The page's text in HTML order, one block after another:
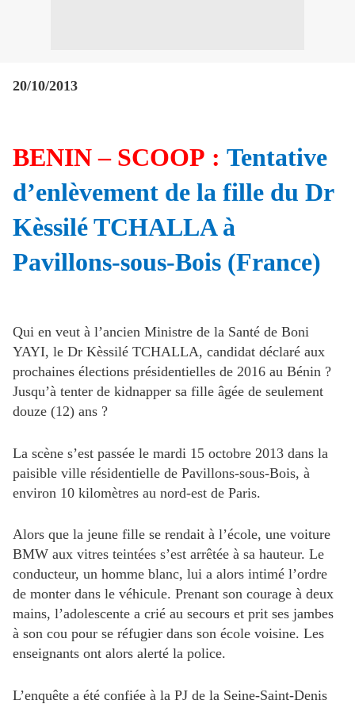
20/10/2013
BENIN – SCOOP : Tentative
d’enlèvement de la fille du Dr
Kèssilé TCHALLA à
Pavillons-sous-Bois (France)
Qui en veut à l’ancien Ministre de la Santé de Boni
YAYI, le Dr Kèssilé TCHALLA, candidat déclaré aux
prochaines élections présidentielles de 2016 au Bénin ?
Jusqu’à tenter de kidnapper sa fille âgée de seulement
douze (12) ans ?
La scène s’est passée le mardi 15 octobre 2013 dans la
paisible ville résidentielle de Pavillons-sous-Bois, à
environ 10 kilomètres au nord-est de Paris.
Alors que la jeune fille se rendait à l’école, une voiture
BMW aux vitres teintées s’est arrêtée à sa hauteur. Le
conducteur, un homme blanc, lui a alors intimé l’ordre
de monter dans le véhicule. Prenant son courage à deux
mains, l’adolescente a crié au secours et prit ses jambes
à son cou pour se réfugier dans son école voisine. Les
enseignants ont alors alerté la police.
L’enquête a été confiée à la PJ de la Seine-Saint-Denis